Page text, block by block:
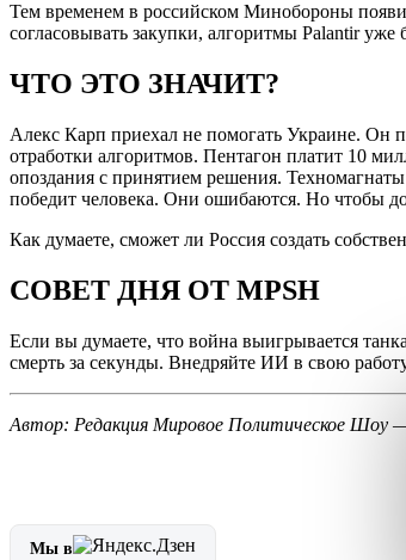
Тем временем в российском Минобороны
согласовывать закупки, алгоритмы Palantir
ЧТО ЭТО ЗНАЧИТ?
Алекс Карп приехал не помогать Украине. Он
отработки алгоритмов. Пентагон платит 10
опоздания с принятием решения.
победит человека. Они ошибаются. Но чтобы
Как думаете, сможет ли Россия создать
СОВЕТ ДНЯ ОТ MPSH
Если вы думаете, что война выигрывается
смерть за секунды. Внедряйте ИИ в свою
Автор: Редакция Мировое Политическое Шоу —
Мы в